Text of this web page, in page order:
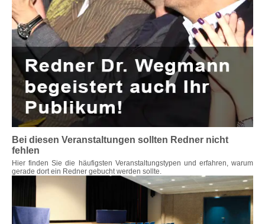
Bei diesen Veranstaltungen sollten Redner nicht
fehlen
Hier finden Sie die häufigsten Veranstaltungstypen und erfahren, warum
gerade dort ein Redner gebucht werden sollte.